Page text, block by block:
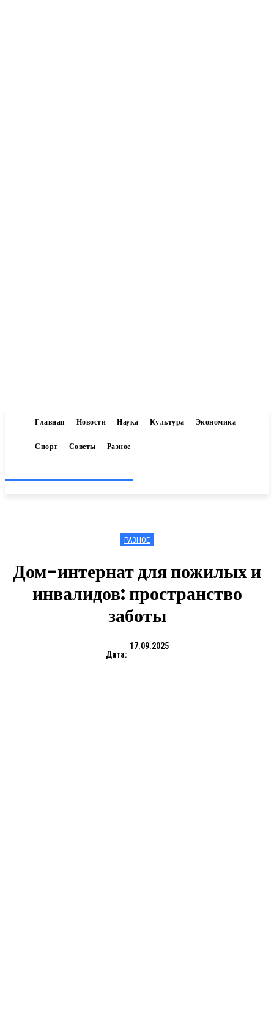
Главная Новости Наука Культура Экономика
Спорт Советы Разное
РАЗНОЕ
Дом-интернат для пожилых и
инвалидов: пространство
заботы
Дата:
17.09.2025